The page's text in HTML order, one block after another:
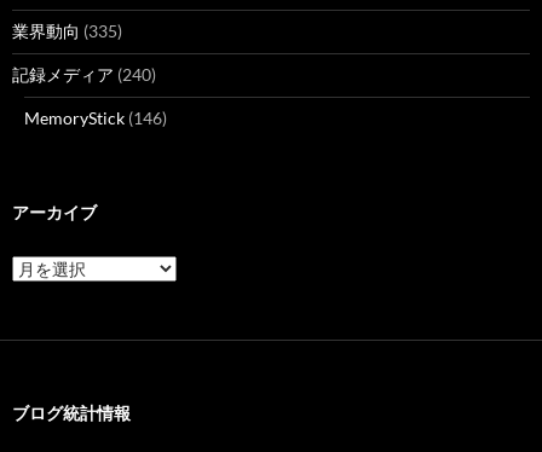
業界動向 (335)
記録メディア (240)
MemoryStick (146)
アーカイブ
ア
ー
ブログ統計情報